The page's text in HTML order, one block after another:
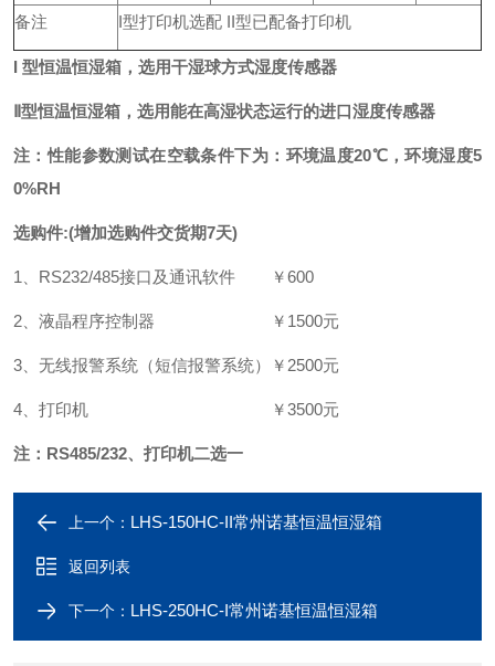
备注 I型打印机选配 II型已配备打印机
I 型恒温恒湿箱，选用干湿球方式湿度传感器
Ⅱ型恒温恒湿箱，选用能在高湿状态运行的进口湿度传感器
注：性能参数测试在空载条件下为：环境温度20℃，环境湿度5
0%RH
选购件:(增加选购件交货期7天)
1、RS232/485接口及通讯软件 ￥600
2、液晶程序控制器 ￥1500元
3、无线报警系统（短信报警系统） ￥2500元
4、打印机 ￥3500元
注：RS485/232、打印机二选一
上一个： LHS-150HC-II常州诺基恒温恒湿箱
返回列表
下一个： LHS-250HC-I常州诺基恒温恒湿箱